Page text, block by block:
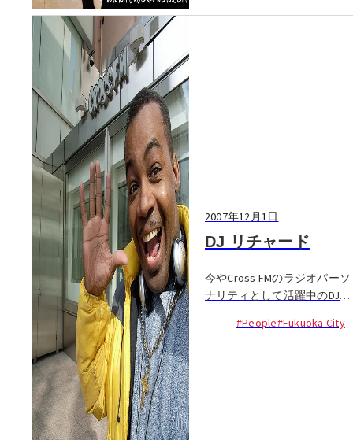
2007年12月1日
DJ リチャード
今やCross FMのラジオパーソ
ナリティとして活躍中のDJリ
の声として定着しつつある彼
#People#Fukuoka City